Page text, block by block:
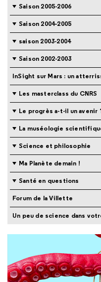
Saison 2005-2006
Saison 2004-2005
saison 2003-2004
Saison 2002-2003
InSight sur Mars : un
Les masterclass du CNRS
Le progrès a-t-il un avenir
La muséologie
Science et philosophie
Ma Planète demain !
Santé en questions
Forum de la Villette
Un peu de science dans